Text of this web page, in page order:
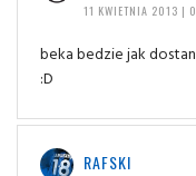
11 KWIETNIA 2013 |
beka bedzie jak
:D
RAFSKI